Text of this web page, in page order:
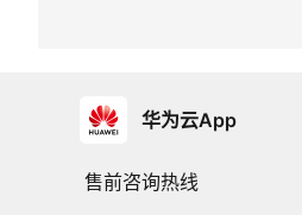
华为云App
售前咨询热线